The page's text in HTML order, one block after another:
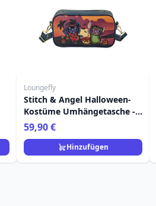
Loungefly
Stitch & Angel Halloween-
Kostüme Umhängetasche -
Disney Loungefly
59,90 €
Hinzufügen